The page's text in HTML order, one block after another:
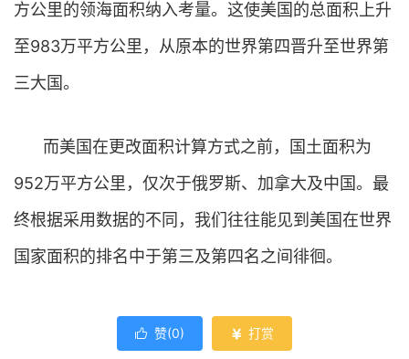
方公里的领海面积纳入考量。这使美国的总面积上升
至983万平方公里，从原本的世界第四晋升至世界第
三大国。
而美国在更改面积计算方式之前，国土面积为
952万平方公里，仅次于俄罗斯、加拿大及中国。最
终根据采用数据的不同，我们往往能见到美国在世界
国家面积的排名中于第三及第四名之间徘徊。
 赞(0)  打赏